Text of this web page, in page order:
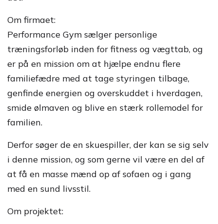
Om firmaet:
Performance Gym sælger personlige
træningsforløb inden for fitness og vægttab, og
er på en mission om at hjælpe endnu flere
familiefædre med at tage styringen tilbage,
genfinde energien og overskuddet i hverdagen,
smide ølmaven og blive en stærk rollemodel for
familien.
Derfor søger de en skuespiller, der kan se sig selv
i denne mission, og som gerne vil være en del af
at få en masse mænd op af sofaen og i gang
med en sund livsstil.
Om projektet: